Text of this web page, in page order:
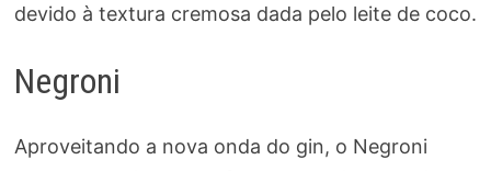
devido à textura cremosa dada pelo leite de coco.
Negroni
Aproveitando a nova onda do gin, o Negroni